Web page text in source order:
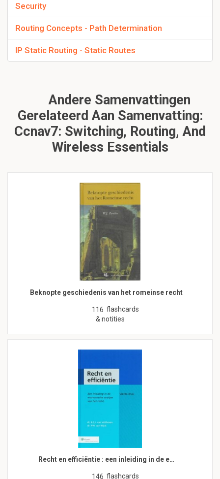
Security
Routing Concepts - Path Determination
IP Static Routing - Static Routes
Andere Samenvattingen
Gerelateerd Aan Samenvatting:
Ccnav7: Switching, Routing, And
Wireless Essentials
Beknopte geschiedenis van het romeinse recht
116 flashcards
& notities
Recht en efficiëntie : een inleiding in de e…
146 flashcards